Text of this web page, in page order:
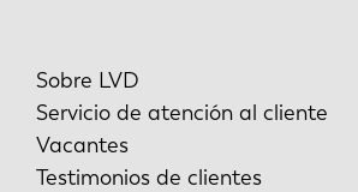
Sobre LVD
Servicio de atención al cliente
Vacantes
Testimonios de clientes